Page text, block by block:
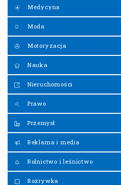
Medycyna
Moda
Motoryzacja
Nauka
Nieruchomości
Prawo
Przemysł
Reklama i media
Rolnictwo i leśnictwo
Rozrywka